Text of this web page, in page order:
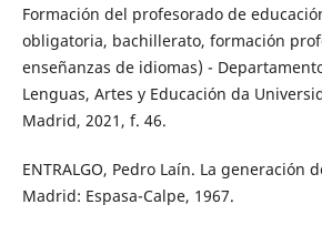
Formación del profesorado de
obligatoria, bachillerato, formación
enseñanzas de idiomas) -
Lenguas, Artes y Educación da
Madrid, 2021, f. 46.
ENTRALGO, Pedro Laín. La generación
Madrid: Espasa-Calpe, 1967.